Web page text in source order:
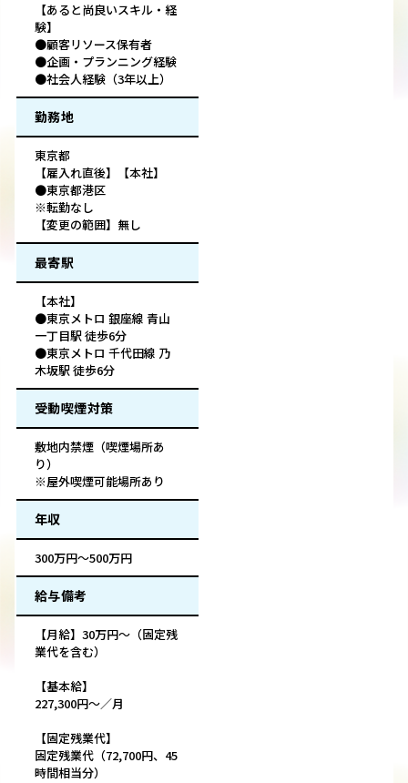
【あると尚良いスキル・経
験】
●顧客リソース保有者
●企画・プランニング経験
●社会人経験（3年以上）
勤務地
東京都
【雇入れ直後】【本社】
●東京都港区
※転勤なし
【変更の範囲】無し
最寄駅
【本社】
●東京メトロ 銀座線 青山
一丁目駅 徒歩6分
●東京メトロ 千代田線 乃
木坂駅 徒歩6分
受動喫煙対策
敷地内禁煙（喫煙場所あ
り）
※屋外喫煙可能場所あり
年収
300万円～500万円
給与備考
【月給】30万円～（固定残
業代を含む）
【基本給】
227,300円～／月
【固定残業代】
固定残業代（72,700円、45
時間相当分）